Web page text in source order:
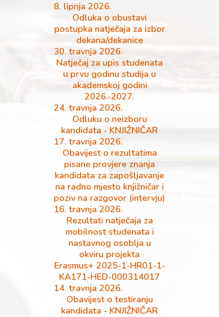
8. lipnja 2026.
Odluka o obustavi
postupka natječaja za izbor
dekana/dekanice
30. travnja 2026.
Natječaj za upis studenata
u prvu godinu studija u
akademskoj godini
2026.-2027.
24. travnja 2026.
Odluku o neizboru
kandidata - KNJIŽNIČAR
17. travnja 2026.
Obavijest o rezultatima
pisane provjere znanja
kandidata za zapošljavanje
na radno mjesto knjižničar i
poziv na razgovor (intervju)
16. travnja 2026.
Rezultati natječaja za
mobilnost studenata i
nastavnog osoblja u
okviru projekta
Erasmus+ 2025-1-HR01-1-
KA171-HED-000314017
14. travnja 2026.
Obavijest o testiranju
kandidata - KNJIŽNIČAR